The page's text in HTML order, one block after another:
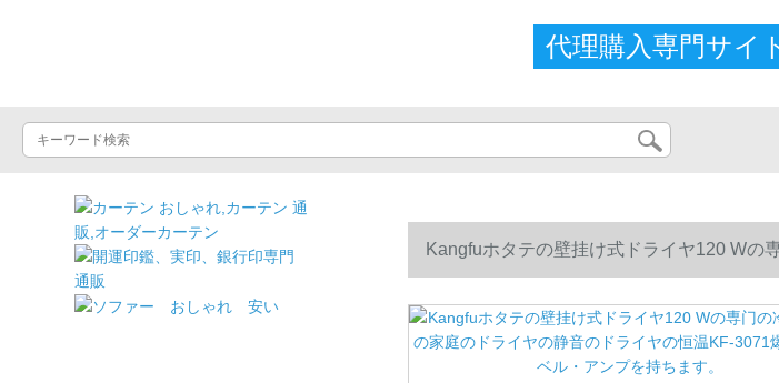
代理購入専門サイ
Kangfuホタテの壁挂け式ドライヤ120 Wの
ベル・アンプを持ちます。